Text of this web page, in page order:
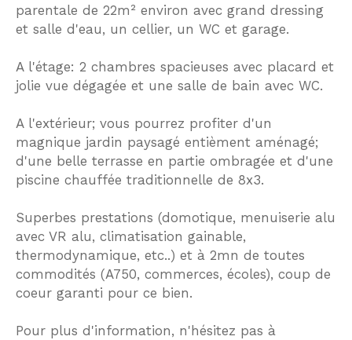
parentale de 22m² environ avec grand dressing
et salle d'eau, un cellier, un WC et garage.
A l'étage: 2 chambres spacieuses avec placard et
jolie vue dégagée et une salle de bain avec WC.
A l'extérieur; vous pourrez profiter d'un
magnique jardin paysagé entièment aménagé;
d'une belle terrasse en partie ombragée et d'une
piscine chauffée traditionnelle de 8x3.
Superbes prestations (domotique, menuiserie alu
avec VR alu, climatisation gainable,
thermodynamique, etc..) et à 2mn de toutes
commodités (A750, commerces, écoles), coup de
coeur garanti pour ce bien.
Pour plus d'information, n'hésitez pas à